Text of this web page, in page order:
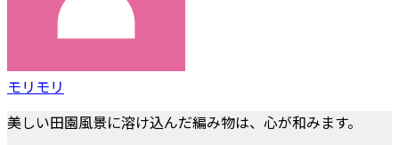
モリモリ
美しい田園風景に溶け込んだ編み物は、心が和みます。